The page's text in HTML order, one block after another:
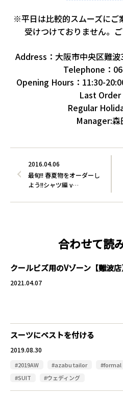
※平日は比較的スムーズにご
受けつけておりません。
Address：大阪市中央区難
Telephone：
Opening Hours：11:30-
Last Order
Regular
Manager:
2016.04.06
最旬!! 春夏物をオーダーし
よう!!シャツ編 v…
合わせて読
クールビズ用のVゾーン【難波店
2021.04.07
スーツにベストを付ける
2019.08.30
#2019AW #azabu tailor
#formal
#SUIT
#ウェディング